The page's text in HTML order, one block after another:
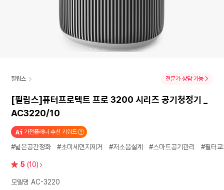
필립스 전문가 상담 가능
[필립스]퓨터프로텍트 프로 3200 시리즈 공기청정기 _
AC3220/10
가전플래너 추천 키워드
#넓은공간정화 #초미세먼지제거 #저소음설계 #스마트공기관리 #필터
별 5 (10)
모델명 AC-3220